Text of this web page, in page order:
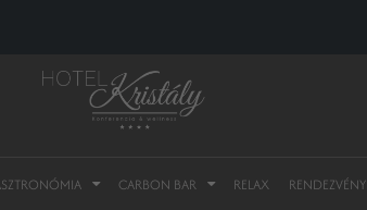
CARBON BAR RELAX